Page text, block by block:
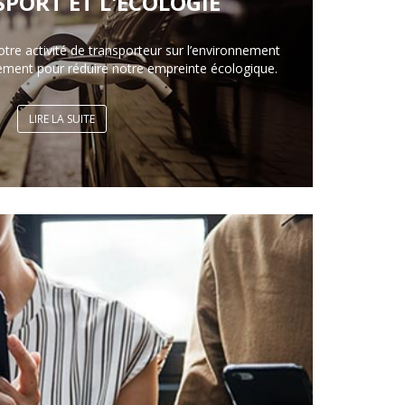
activité de transporteur sur l’environnement
pour réduire notre empreinte écologique.
LIRE LA SUITE